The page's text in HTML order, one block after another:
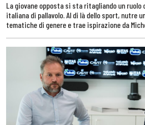
La giovane opposta si sta ritagliando un ruolo
italiana di pallavolo. Al di là dello sport, nutre
tematiche di genere e trae ispirazione da